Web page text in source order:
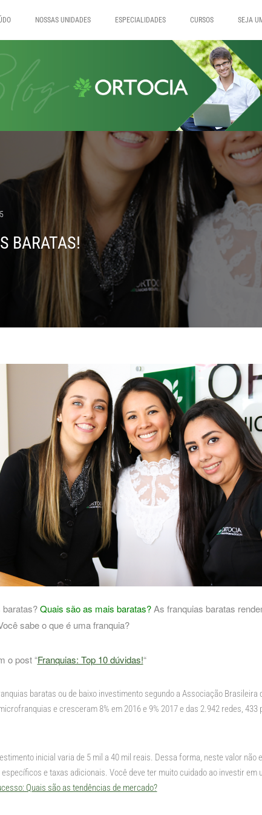
NOSSAS UNIDADES ESPECIALIDADES CURSOS SEJA
BARATAS!
baratas?Quais são as mais baratas?As franquias baratas
sabe o que é uma franquia?
o post “Franquias: Top 10 dúvidas!“
baratas ou de baixo investimento segundo a Associação Brasileira
e cresceram 8% em 2016 e 9% 2017 e das 2.942 redes, 433
inicial varia de 5 mil a 40 mil reais. Dessa forma, neste valor não
e taxas adicionais. Você deve ter muito cuidado ao investir em
Quais são as tendências de mercado?